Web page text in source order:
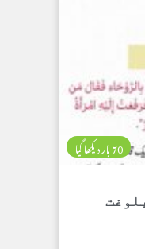
70 بار دیکھا گیا